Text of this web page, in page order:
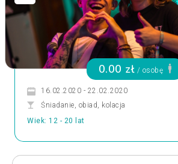
0.00 zł / osobę
16.02.2020 - 22.02.2020
Śniadanie, obiad, kolacja
Wiek: 12 - 20 lat